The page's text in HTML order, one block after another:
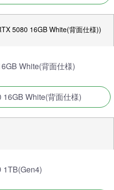
5080 16GB White(背面仕様))
White(背面仕様)
White(背面仕様)
1TB(Gen4)